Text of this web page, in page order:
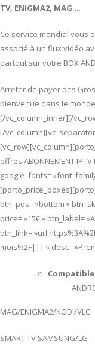
TV, ENIGMA2, MAG ...
Ce service mondial vous
associé à un flux vidéo
partout sur votre BOX
Arreter de payer des
bienvenue dans le
[/vc_column_inner][/
[/
offres ABONNEMENT
google_fonts=
btn_pos= »bottom »
price= »15€ » btn_label=
btn_link=
mois%2F||| » desc=
Compatible
MAG/ENIGMA2/KODI/VLC
SMART TV SAMSUNG/LG